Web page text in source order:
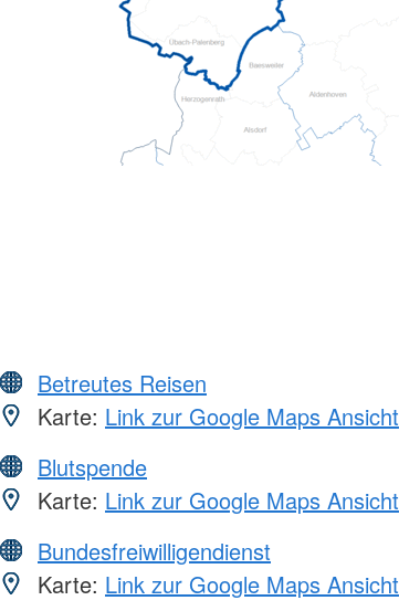
Betreutes Reisen
Karte: Link zur Google Maps Ansicht
Blutspende
Karte: Link zur Google Maps Ansicht
Bundesfreiwilligendienst
Karte: Link zur Google Maps Ansicht